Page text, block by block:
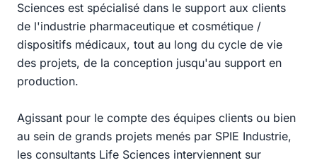
Sciences est spécialisé dans le support aux clients
de l'industrie pharmaceutique et cosmétique /
dispositifs médicaux, tout au long du cycle de vie
des projets, de la conception jusqu'au support en
production.
Agissant pour le compte des équipes clients ou bien
au sein de grands projets menés par SPIE Industrie,
les consultants Life Sciences interviennent sur